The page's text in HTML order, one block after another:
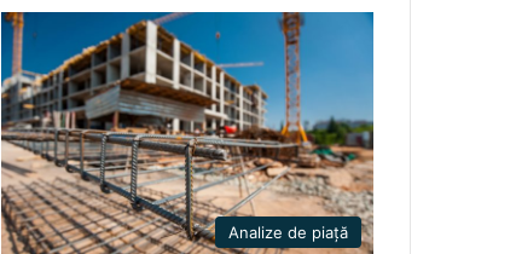
Analize de piață